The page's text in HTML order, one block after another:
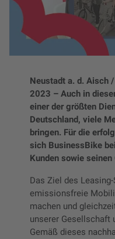
Neustadt a. d. Aisch
2023 – Auch in
einer der größten
Deutschland, viele
bringen. Für die
sich BusinessBike
Kunden sowie
Das Ziel des
emissionsfreie
machen und
unserer Gesellschaft
Gemäß dieses